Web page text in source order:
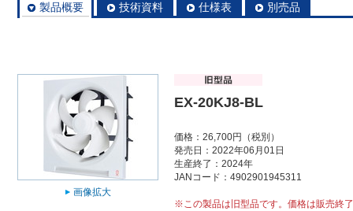
製品概要 技術資料 仕様表 別売品
画像拡大
EX-20KJ8-BL
価格：26,700円（税別）
発売日：2022年06月01日
生産終了：2024年
JANコード：4902901945311
※この製品は旧型品です。価格は販売終